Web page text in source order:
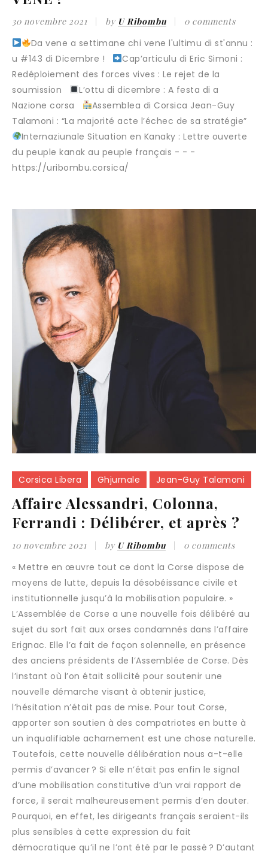
30 novembre 2021 by U Ribombu 0 comments
Da vene a settimane chi vene l'ultimu di st'annu :
u #143 di Dicembre !
Cap’articulu di Eric Simoni :
Redéploiement des forces vives : Le rejet de la
soumission
L’ottu di dicembre : A festa di a
Nazione corsa
Assemblea di Corsica Jean-Guy
Talamoni : “La majorité acte l’échec de sa stratégie”
Internaziunale Situation en Kanaky : Lettre ouverte
du peuple kanak au peuple français - - -
https://uribombu.corsica/
Corsica Libera Ghjurnale Jean-Guy Talamoni
Affaire Alessandri, Colonna,
Ferrandi : Délibérer, et après ?
10 novembre 2021 by U Ribombu 0 comments
« Mettre en œuvre tout ce dont la Corse dispose de
moyens de lutte, depuis la désobéissance civile et
institutionnelle jusqu’à la mobilisation populaire. »
L’Assemblée de Corse a une nouvelle fois délibéré au
sujet du sort fait aux orses condamnés dans l’affaire
Erignac. Elle l’a fait de façon solennelle, en présence
des anciens présidents de l’Assemblée de Corse. Dès
l’instant où l’on était sollicité pour soutenir une
nouvelle démarche visant à obtenir justice,
l’hésitation n’était pas de mise. Pour tout Corse,
apporter son soutien à des compatriotes en butte à
un inqualifiable acharnement est une chose naturelle.
Toutefois, cette nouvelle délibération nous a-t-elle
permis d’avancer ? Si elle n’était pas enfin le signal
d’une mobilisation constitutive d’un vrai rapport de
force, il serait malheureusement permis d’en douter.
Pourquoi, en effet, les dirigeants français seraient-ils
plus sensibles à cette expression du fait
démocratique qu’il ne l’ont été par le passé ? D’autant